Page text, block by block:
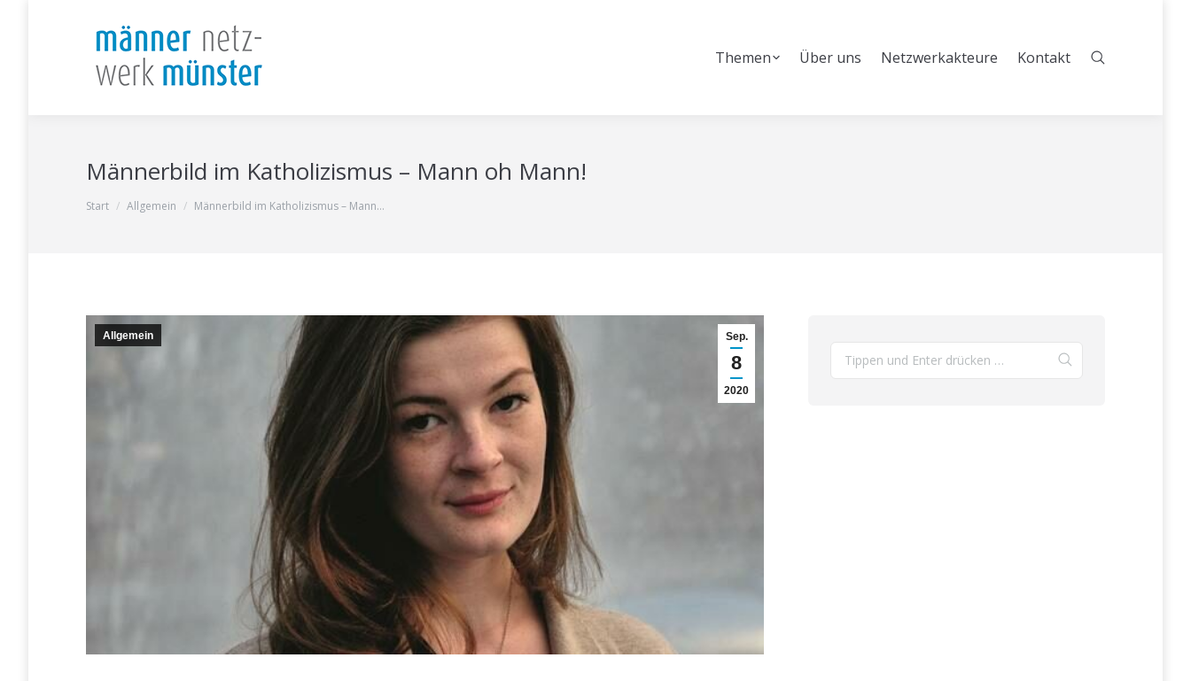
Themen Über uns Netzwerkakteure Kontakt
Männerbild im Katholizismus – Mann oh Mann!
Sie befinden sich hier:
Start Allgemein Männerbild im Katholizismus – Mann…
Sep.
8
2020
Allgemein